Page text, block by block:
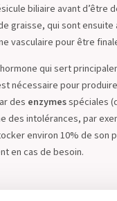
biliaire avant d’être
graisse, qui sont
vasculaire pour être
qui sert
nécessaire pour
des enzymesspéciales
des intolérances, par
environ 10% de son
en cas de besoin.